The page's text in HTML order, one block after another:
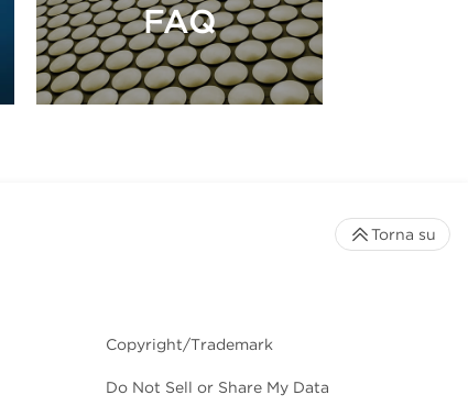
FAQ
Copyright/Trademark
Do Not Sell or Share My Data
Torna su